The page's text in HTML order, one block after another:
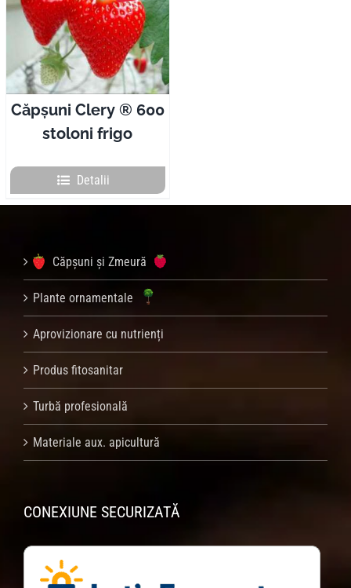
Căpșuni Clery ® 600
stoloni frigo
Detalii
Căpșuni și Zmeură
Plante ornamentale
Aprovizionare cu nutrienți
Produs fitosanitar
Turbă profesională
Materiale aux. apicultură
CONEXIUNE SECURIZATĂ